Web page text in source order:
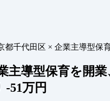
都千代田区 × 企業主導型保
主導型保育を開業
-51万円